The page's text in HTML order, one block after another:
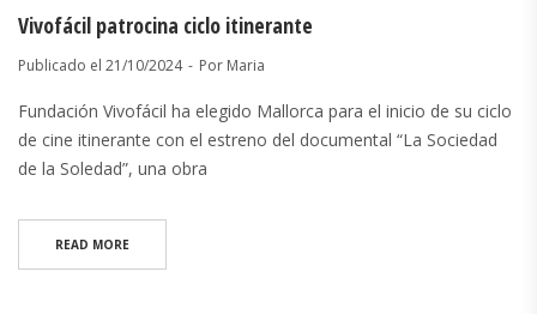
Vivofácil patrocina ciclo itinerante
Publicado el 21/10/2024 Por Maria
Fundación Vivofácil ha elegido Mallorca para el inicio de su ciclo
de cine itinerante con el estreno del documental “La Sociedad
de la Soledad”, una obra
READ MORE